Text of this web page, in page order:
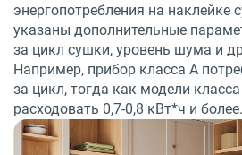
энергопотребления на
указаны дополнительные
за цикл сушки, уровень шума и
Например, прибор класса A
за цикл, тогда как модели
расходовать 0,7-0,8 кВт*ч и более.